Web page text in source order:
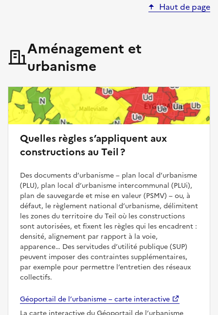
Haut de page
Aménagement et
urbanisme
Quelles règles s’appliquent aux
constructions au Teil ?
Des documents d’urbanisme – plan local d’urbanisme
(PLU), plan local d’urbanisme intercommunal (PLUi),
plan de sauvegarde et mise en valeur (PSMV) – ou, à
défaut, le règlement national d’urbanisme, délimitent
les zones du territoire du Teil où les constructions
sont autorisées, et fixent les règles qui les encadrent :
densité, alignement par rapport à la voie,
apparence… Des servitudes d’utilité publique (SUP)
peuvent imposer des contraintes supplémentaires,
par exemple pour permettre l’entretien des réseaux
collectifs.
Géoportail de l’urbanisme – carte interactive